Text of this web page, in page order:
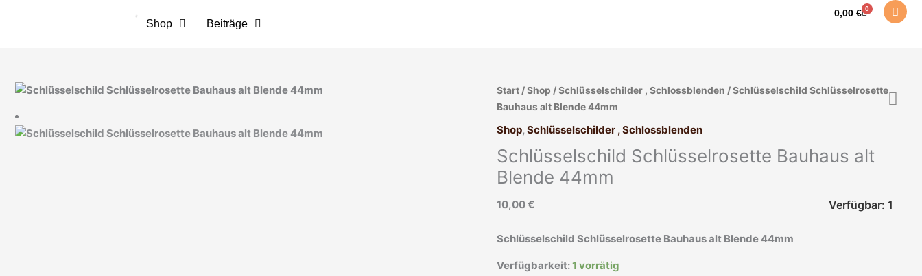
Shop Beiträge
0,00 € 0
Warenkorb
Start /Shop /Schlüsselschilder , Schlossblenden / Schlüsselschild Schlüsselrosette
Bauhaus alt Blende 44mm
Shop, Schlüsselschilder , Schlossblenden
Schlüsselschild Schlüsselrosette Bauhaus alt
Blende 44mm
10,00€ Verfügbar: 1
Schlüsselschild Schlüsselrosette Bauhaus alt Blende 44mm
Verfügbarkeit:1 vorrätig
Schlüsselschild
Schlüsselrosette
Blende
44mm
Menge